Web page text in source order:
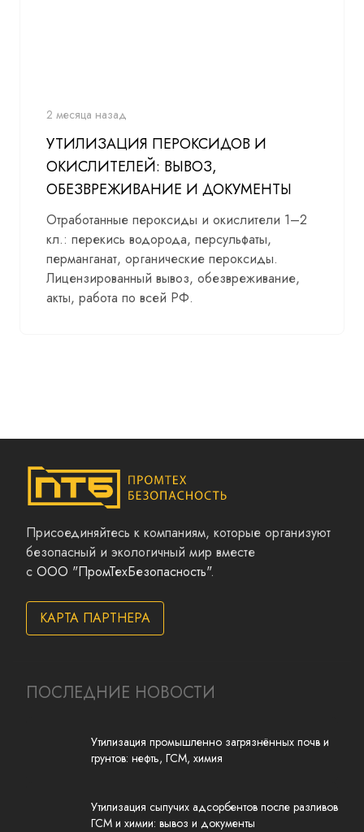
2 месяца назад
УТИЛИЗАЦИЯ ПЕРОКСИДОВ И
ОКИСЛИТЕЛЕЙ: ВЫВОЗ,
ОБЕЗВРЕЖИВАНИЕ И ДОКУМЕНТЫ
Отработанные пероксиды и окислители 1–2
кл.: перекись водорода, персульфаты,
перманганат, органические пероксиды.
Лицензированный вывоз, обезвреживание,
акты, работа по всей РФ.
Присоединяйтесь к компаниям, которые организуют
безопасный и экологичный мир вместе
с ООО "ПромТехБезопасность".
КАРТА ПАРТНЕРА
ПОСЛЕДНИЕ НОВОСТИ
Утилизация промышленно загрязнённых почв и
грунтов: нефть, ГСМ, химия
Утилизация сыпучих адсорбентов после разливов
ГСМ и химии: вывоз и документы